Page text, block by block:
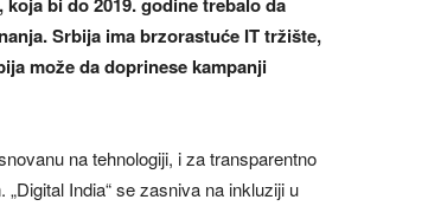
Srbija ima brzorastuće IT tržište,
može da doprinese kampanji
na tehnologiji, i za transparentno
India“ se zasniva na inkluziji u